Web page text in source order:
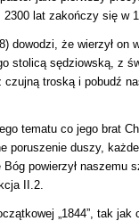
lat zakończy się w
dowodzi, że wierzył
stolicą sędziowską, z
troską i pobudź
tematu co jego brat
poruszenie duszy,
powierzył naszemu
II.2.
„1844”, tak